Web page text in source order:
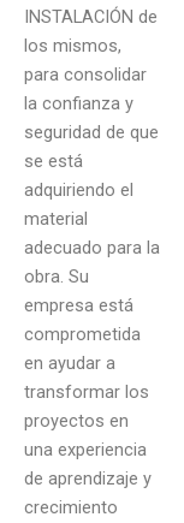
INSTALACIÓN de
los mismos,
para consolidar
la confianza y
seguridad de que
se está
adquiriendo el
material
adecuado para la
obra. Su
empresa está
comprometida
en ayudar a
transformar los
proyectos en
una experiencia
de aprendizaje y
crecimiento